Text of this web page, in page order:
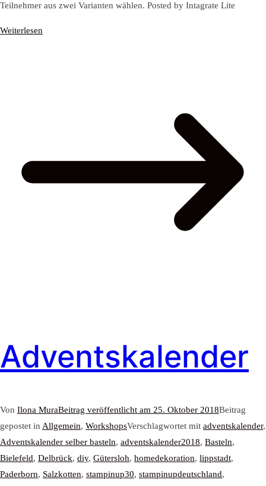
Teilnehmer aus zwei Varianten wählen. Posted by Intagrate Lite
Weiterlesen
Adventskalender
Von Ilona MuraBeitrag veröffentlicht am 25. Oktober 2018Beitrag
gepostet in Allgemein, WorkshopsVerschlagwortet mit adventskalender,
Adventskalender selber basteln, adventskalender2018, Basteln,
Bielefeld, Delbrück, diy, Gütersloh, homedekoration, lippstadt,
Paderborn, Salzkotten, stampinup30, stampinupdeutschland,